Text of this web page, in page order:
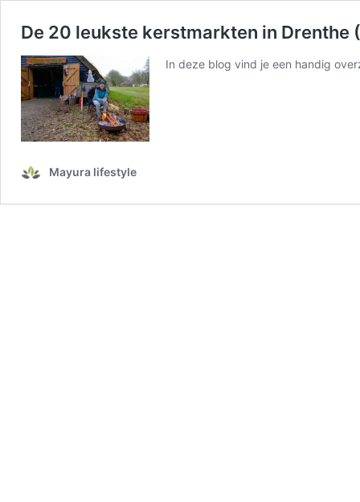
De 20 leukste kerstmarkten in Drenthe
In deze blog vind je een handig
Mayura lifestyle